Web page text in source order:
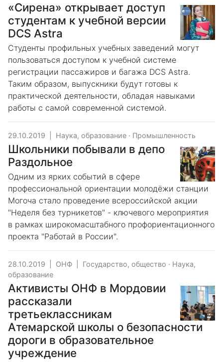
«Сирена» открывает доступ
студентам к учебной версии
DCS Astra
Студенты профильных учебных заведений могут
пользоваться доступом к учебной системе
регистрации пассажиров и багажа DCS Astra.
Таким образом, выпускники будут готовы к
практической деятельности, обладая навыками
работы с самой современной системой.
29.10.2019 Наука, образование · Промышленность
Школьники побывали в депо
Раздольное
Одним из ярких событий в сфере
профессиональной ориентации молодёжи станции
Могоча стало проведение всероссийской акции
"Неделя без турникетов" - ключевого мероприятия
в рамках широкомасштабного профориентационного
проекта "Работай в России".
28.10.2019 ОНФ Государство, общество · Наука,
образование
Активисты ОНФ в Мордовии
рассказали
третьеклассникам
Атемарской школы о безопасности
дороги в образовательное
учреждение